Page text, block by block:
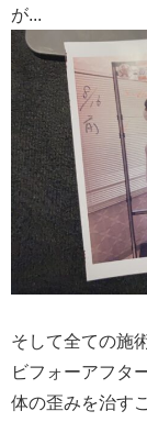
が...
そして全ての施
ビフォーアフタ
体の歪みを治す